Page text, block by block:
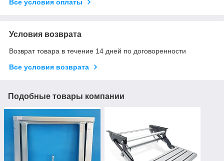
Все условия оплаты
Условия возврата
Возврат товара в течение 14 дней по договоренности
Все условия возврата
Подобные товары компании